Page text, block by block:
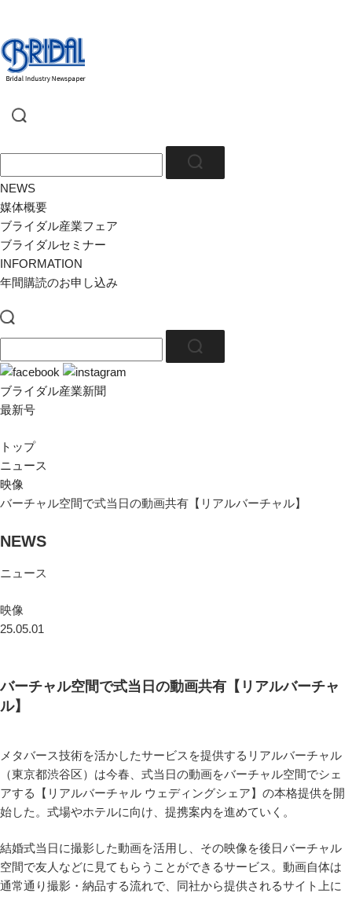
NEWS
媒体概要
ブライダル産業フェア
ブライダルセミナー
INFORMATION
年間購読のお申し込み
ブライダル産業新聞
最新号
トップ
ニュース
映像
バーチャル空間で式当日の動画共有【リアルバーチャル】
NEWS
ニュース
映像
25.05.01
バーチャル空間で式当日の動画共有【リアルバーチャ
ル】
メタバース技術を活かしたサービスを提供するリアルバーチャル
（東京都渋谷区）は今春、式当日の動画をバーチャル空間でシェ
アする【リアルバーチャル ウェディングシェア】の本格提供を開
始した。式場やホテルに向け、提携案内を進めていく。
結婚式当日に撮影した動画を活用し、その映像を後日バーチャル
空間で友人などに見てもらうことができるサービス。動画自体は
通常通り撮影・納品する流れで、同社から提供されるサイト上に